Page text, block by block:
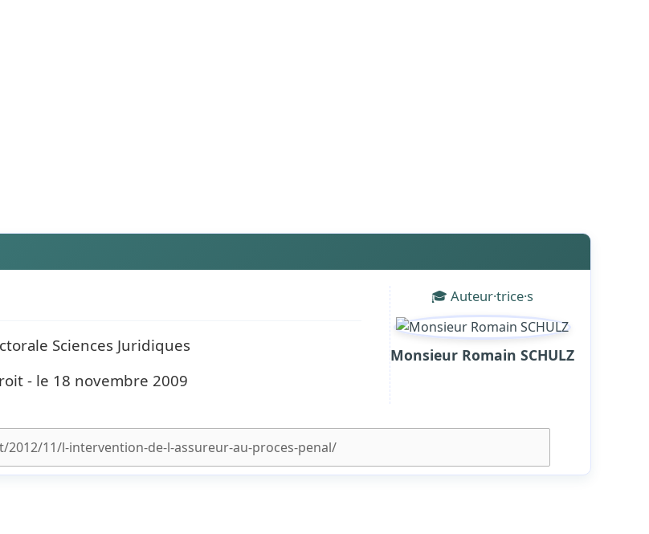
Sciences Juridiques
- le 18 novembre 2009
🎓 Auteur·trice·s
Monsieur Romain SCHULZ